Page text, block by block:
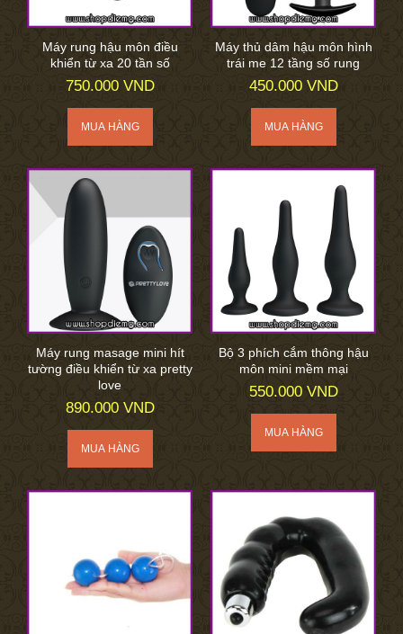
Máy rung hậu môn điều
khiển từ xa 20 tần số
750.000 VND
Máy thủ dâm hậu môn hình
trái me 12 tầng số rung
450.000 VND
Máy rung masage mini hít
tường điều khiển từ xa pretty
love
890.000 VND
Bộ 3 phích cắm thông hậu
môn mini mềm mại
550.000 VND